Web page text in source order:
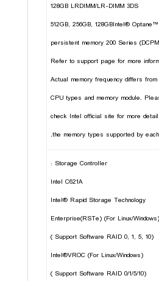
128GB LRDIMM/LR-DIMM 3DS
512GB, 256GB, 128GBIntel®
persistent memory 200 Series
* Actual memory frequency differs
CPU types and memory module.
check Intel official site for more
the memory types supported by
Storage Controller :
Intel C621A
Intel® Rapid Storage Technology
Enterprise(RSTe) (For Linux/Windows)
(Support Software RAID 0, 1, 5, 10 )
Intel®VROC (For Linux/Windows)
(Support Software RAID 0/1/5/10 )